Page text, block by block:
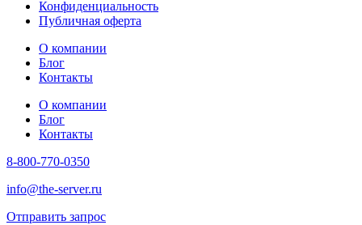
Конфиденциальность
Публичная оферта
О компании
Блог
Контакты
О компании
Блог
Контакты
8-800-770-0350
info@the-server.ru
Отправить запрос